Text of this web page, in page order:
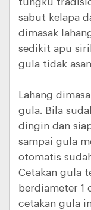
sabut kelapa
dimasak
sedikit apu
gula tidak
Lahang
gula. Bila
dingin dan
sampai gula
otomatis
Cetakan gula
berdiameter 1
cetakan gula